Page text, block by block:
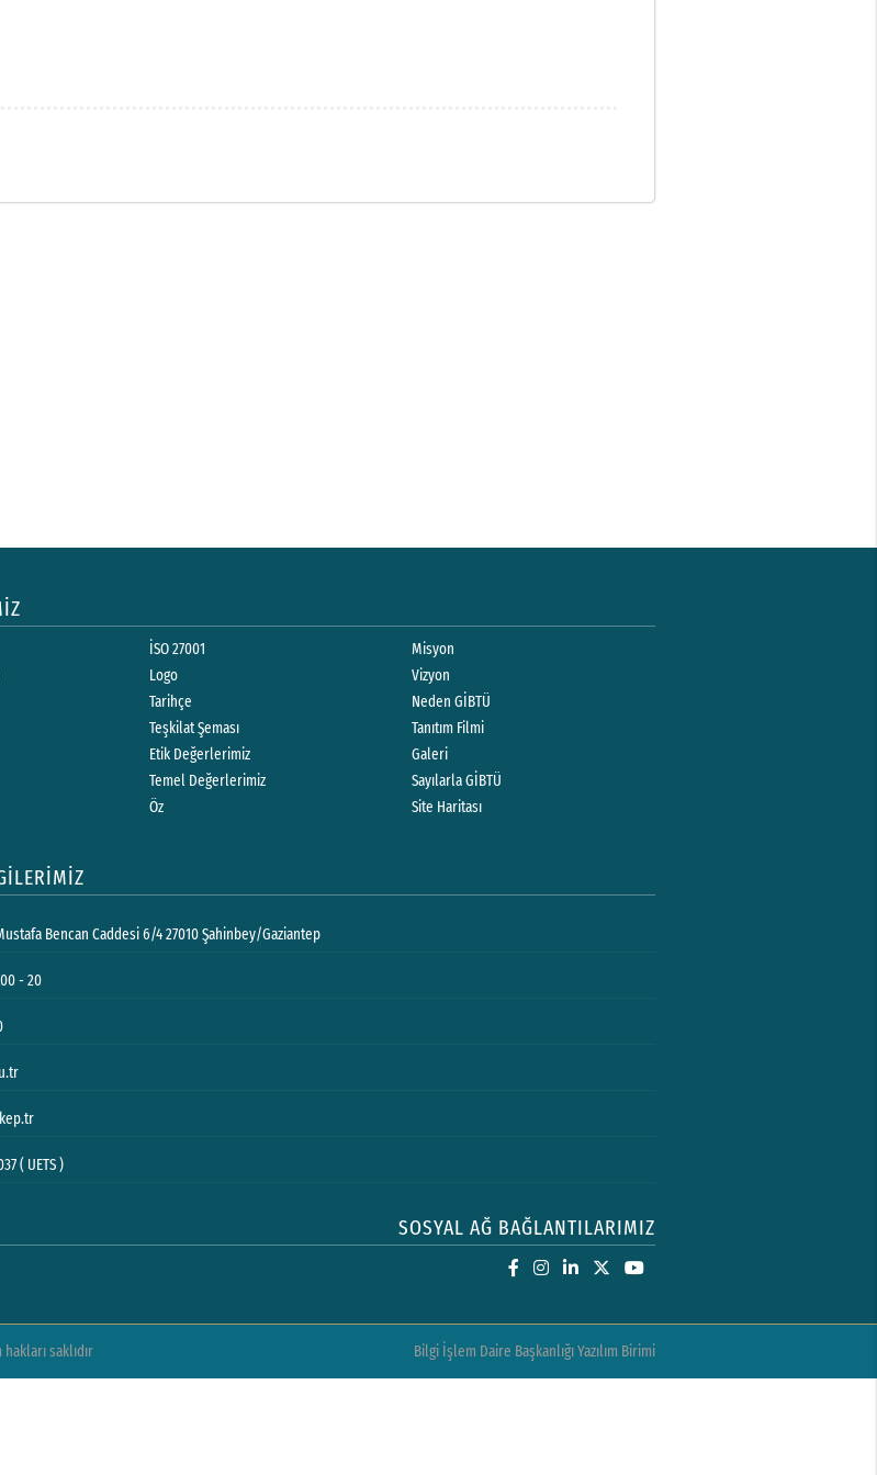
İSO 27001
Logo
Tarihçe
Teşkilat Şeması
Etik Değerlerimiz
Temel Değerlerimiz
Öz
Misyon
Vizyon
Neden GİBTÜ
Tanıtım Filmi
Galeri
Sayılarla GİBTÜ
Site Haritası
Bencan Caddesi 6/4 27010 Şahinbey/Gaziantep
- 20
( UETS )
SOSYAL AĞ BAĞLANTILARIMIZ
hakları saklıdır Bilgi İşlem Daire Başkanlığı Yazılım Birimi